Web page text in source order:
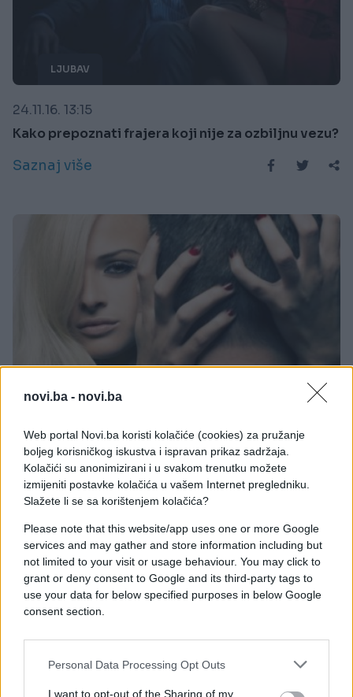
novi.ba - novi.ba
Web portal Novi.ba koristi kolačiće (cookies) za pružanje
boljeg korisničkog iskustva i ispravan prikaz sadržaja.
Kolačići su anonimizirani i u svakom trenutku možete
izmijeniti postavke kolačića u vašem Internet pregledniku.
Slažete li se sa korištenjem kolačića?
Please note that this website/app uses one or more Google
services and may gather and store information including but
not limited to your visit or usage behaviour. You may click to
grant or deny consent to Google and its third-party tags to
use your data for below specified purposes in below Google
consent section.
Personal Data Processing Opt Outs
I want to opt-out of the Sharing of my
LJUBAV
24.11.16. 13:15
Kako prepoznati frajera koji nije za ozbiljnu vezu?
Saznaj više
23.11.16. 15:30
Što muškarci ne vole u krevetu?
Saznaj više